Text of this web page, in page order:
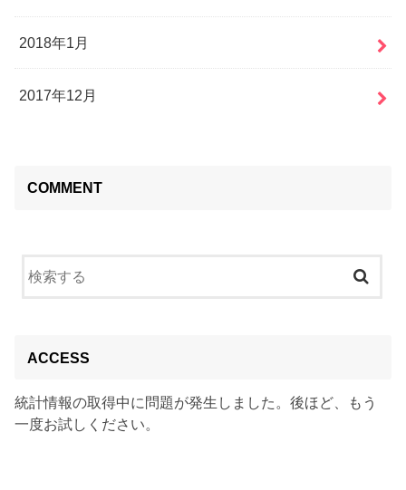
2018年1月
2017年12月
COMMENT
ACCESS
統計情報の取得中に問題が発生しました。後ほど、もう
一度お試しください。